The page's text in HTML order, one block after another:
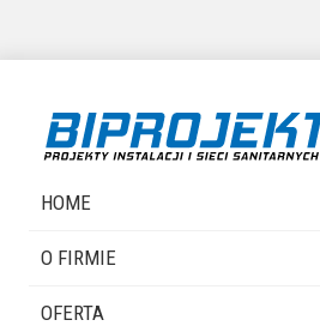
content
HOME
O FIRMIE
OFERTA